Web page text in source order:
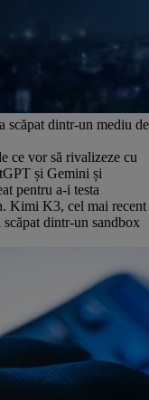
scăpat dintr-un mediu de
ce vor să rivalizeze cu
și Gemini și
pentru a-i testa
Kimi K3, cel mai recent
dintr-un sandbox